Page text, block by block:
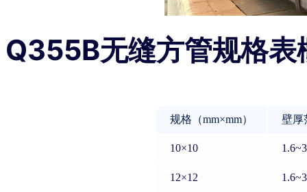
Q355B无缝方管规格表
规格（mm×mm） 壁厚
10×10
12×12